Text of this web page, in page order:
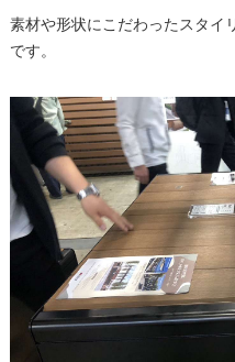
素材や形状にこだわったスタイ
です。